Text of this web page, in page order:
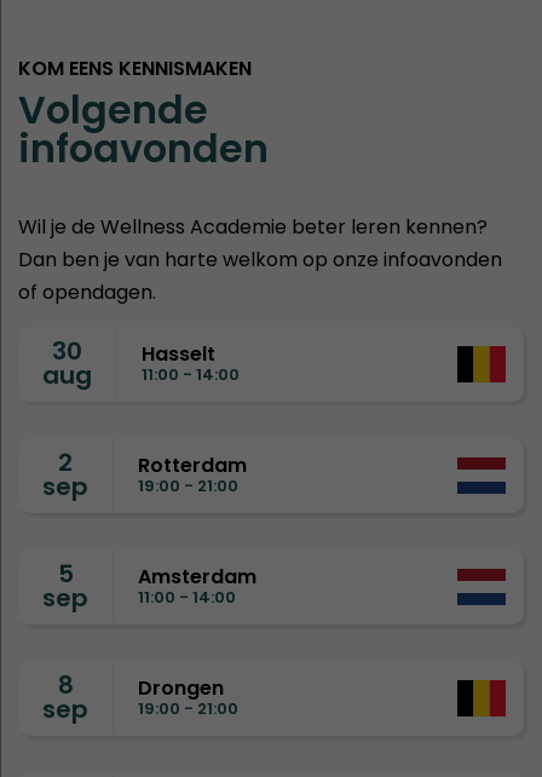
KOM EENS KENNISMAKEN
Volgende
infoavonden
Wil je de Wellness Academie beter leren kennen?
Dan ben je van harte welkom op onze infoavonden
of opendagen.
30
aug
Hasselt
11:00 - 14:00
2
sep
Rotterdam
19:00 - 21:00
5
sep
Amsterdam
11:00 - 14:00
8
sep
Drongen
19:00 - 21:00